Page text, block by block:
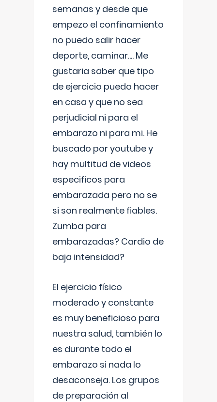
semanas y desde que
empezo el confinamiento
no puedo salir hacer
deporte, caminar.... Me
gustaria saber que tipo
de ejercicio puedo hacer
en casa y que no sea
perjudicial ni para el
embarazo ni para mi. He
buscado por youtube y
hay multitud de videos
especificos para
embarazada pero no se
si son realmente fiables.
Zumba para
embarazadas? Cardio de
baja intensidad?
El ejercicio físico
moderado y constante
es muy beneficioso para
nuestra salud, también lo
es durante todo el
embarazo si nada lo
desaconseja. Los grupos
de preparación al